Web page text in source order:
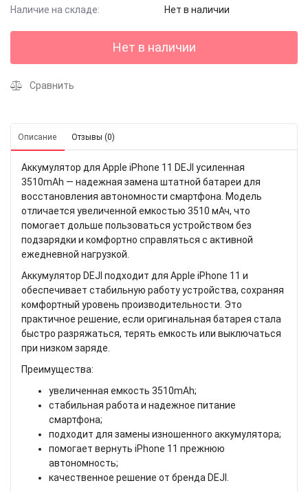
Наличие на складе:
Нет в наличии
Нет в наличии
Сравнить
Описание Отзывы (0)
Аккумулятор для Apple iPhone 11 DEJI усиленная
3510mAh — надежная замена штатной батареи для
восстановления автономности смартфона. Модель
отличается увеличенной емкостью 3510 мАч, что
помогает дольше пользоваться устройством без
подзарядки и комфортно справляться с активной
ежедневной нагрузкой.
Аккумулятор DEJI подходит для Apple iPhone 11 и
обеспечивает стабильную работу устройства, сохраняя
комфортный уровень производительности. Это
практичное решение, если оригинальная батарея стала
быстро разряжаться, терять емкость или выключаться
при низком заряде.
Преимущества:
увеличенная емкость 3510mAh;
стабильная работа и надежное питание
смартфона;
подходит для замены изношенного аккумулятора;
помогает вернуть iPhone 11 прежнюю
автономность;
качественное решение от бренда DEJI.